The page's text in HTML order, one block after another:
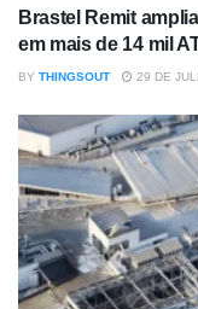
Brastel Remit
em mais de 14 mil
BY THINGSOUT 29 DE